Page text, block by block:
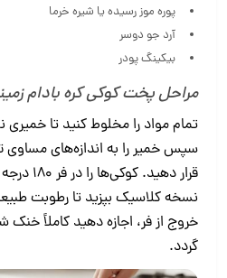
پوره موز رسیده یا شیره خرما
آرد جو دوسر
بیکینگ پودر
مراحل پخت کوکی کره بادام
تمام مواد را مخلوط کنید تا خمیری
سپس خمیر را به اندازه‌های
قرار
نسخه کلاسیک بپزید تا رطوبت
خروج از فر، اجازه دهید کاملاً خنک
گردد.